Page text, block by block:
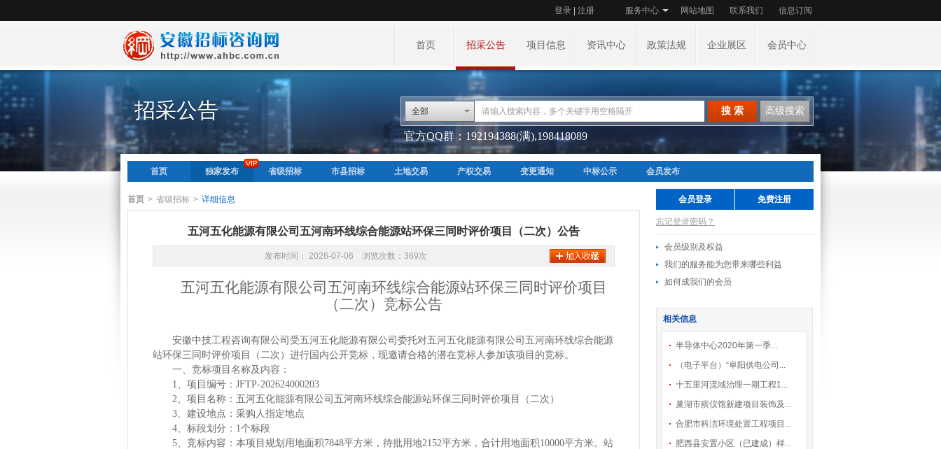
服务中心 网站地图 联系我们 信息订阅
登录 注册
首页 招采公告 项目信息 资讯中心 政策法规 企业展区 会员中心
招采公告 全部 搜 索 高级搜索
官方QQ群：192194388(满),198418089
首页 独家发布 省级招标 市县招标 土地交易 产权交易 变更通知 中标公示 会员发布
首页 > 省级招标 > 详细信息
五河五化能源有限公司五河南环线综合能源站环保三同时评价项目（二次）公告
发布时间： 2026-07-06 浏览次数：369次
五河五化能源有限公司五河南环线综合能源站环保三同时评价项目
（二次） 竞标公告
安徽中技工程咨询有限公司受五河五化能源有限公司委托对五河五化能源有限公司五河南环线综合能源
站环保三同时评价项目（二次） 进行国内公开竞标，现邀请合格的潜在竞标人参加该项目的竞标。
一、竞标项目名称及内容：
1、项目编号： JFTP-202624000203
2、项目名称： 五河五化能源有限公司五河南环线综合能源站环保三同时评价项目（二次）
3、建设地点：采购人指定地点
4、标段划分：1个标段
5、竞标内容：本项目规划用地面积7848平方米，待批用地2152平方米，合计用地面积10000平方米。站
会员登录 免费注册
忘记登录密码？
会员级别及权益
我们的服务能为您带来哪些利益
如何成我们的会员
相关信息
半导体中心2020年第一季...
（电子平台）“阜阳供电公司...
十五里河流域治理一期工程1...
巢湖市殡仪馆新建项目装饰及...
合肥市科洁环境处置工程项目...
肥西县安置小区（已建成）样...